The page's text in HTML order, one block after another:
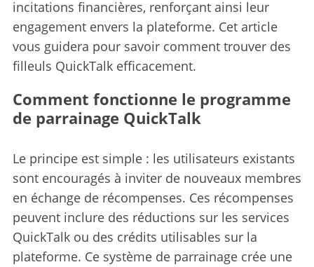
incitations financières, renforçant ainsi leur
engagement envers la plateforme. Cet article
vous guidera pour savoir comment trouver des
filleuls QuickTalk efficacement.
Comment fonctionne le programme
de parrainage QuickTalk
Le principe est simple : les utilisateurs existants
sont encouragés à inviter de nouveaux membres
en échange de récompenses. Ces récompenses
peuvent inclure des réductions sur les services
QuickTalk ou des crédits utilisables sur la
plateforme. Ce système de parrainage crée une